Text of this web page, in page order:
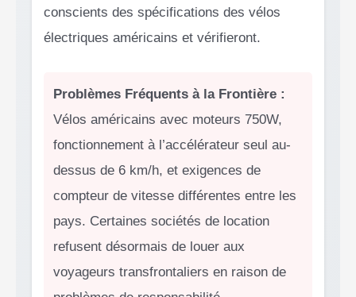
conscients des spécifications des vélos
électriques américains et vérifieront.
Problèmes Fréquents à la Frontière :
Vélos américains avec moteurs 750W,
fonctionnement à l’accélérateur seul au-
dessus de 6 km/h, et exigences de
compteur de vitesse différentes entre les
pays. Certaines sociétés de location
refusent désormais de louer aux
voyageurs transfrontaliers en raison de